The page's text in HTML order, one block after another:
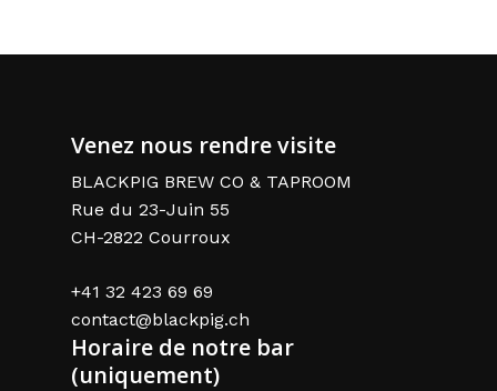
Venez nous rendre visite
BLACKPIG BREW CO & TAPROOM
Rue du 23-Juin 55
CH-2822 Courroux
+41 32 423 69 69
contact@blackpig.ch
Horaire de notre bar
(uniquement)